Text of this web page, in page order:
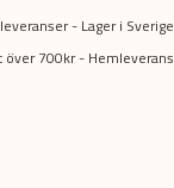
- Lager i Sverige
över 700kr -